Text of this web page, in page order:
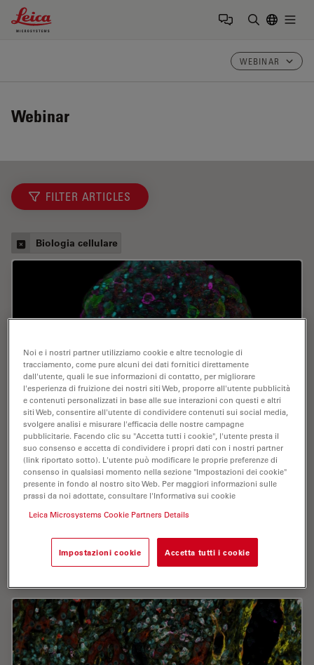
Leica Microsystems Logo
WEBINAR
Webinar
FILTER ARTICLES
Biologia cellulare
Notable AI-based Solutions for Phenotypic
Drug Screening
Learn about notable optical microscope solutions for
planning and execution, from this free, on-demand
Dec 06, 2023 Webinar: Imaging in 3D
Noi e i nostri partner utilizziamo cookie e altre tecnologie di
tracciamento, come pure alcuni dei dati fornitici direttamente
dall'utente, quali le sue informazioni di contatto, per migliorare
l'esperienza di fruizione dei nostri siti Web, proporre all'utente pubblicità
e contenuti personalizzati in base alle sue interazioni con questi e altri
siti Web, consentire all'utente di condividere contenuti sui social media,
svolgere analisi e misurare l'efficacia delle nostre campagne
pubblicitarie. Facendo clic su "Accetta tutti i cookie", l'utente presta il
suo consenso e accetta di condividere i propri dati con i nostri partner
(link riportato sotto). L'utente può modificare le proprie preferenze di
consenso in qualsiasi momento nella sezione "Impostazioni dei cookie"
presente in fondo al nostro sito Web. Per maggiori informazioni sulle
prassi da noi adottate, consultare l'Informativa sui cookie
Leica Microsystems Cookie Partners Details
Impostazioni cookie Accetta tutti i cookie